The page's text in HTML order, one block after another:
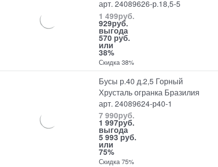
арт. 24089626-р.18,5-5
1 499руб.
929руб.
выгода
570 руб.
или
38%
Скидка 38%
Бусы р.40 д.2,5 Горный
Хрусталь огранка Бразилия
арт. 24089624-р40-1
7 990руб.
1 997руб.
выгода
5 993 руб.
или
75%
Скидка 75%